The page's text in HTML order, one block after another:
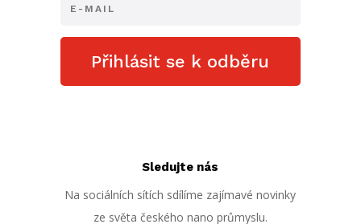
Přihlásit se k odběru
Sledujte nás
Na sociálních sítích sdílíme zajímavé novinky
ze světa českého nano průmyslu.